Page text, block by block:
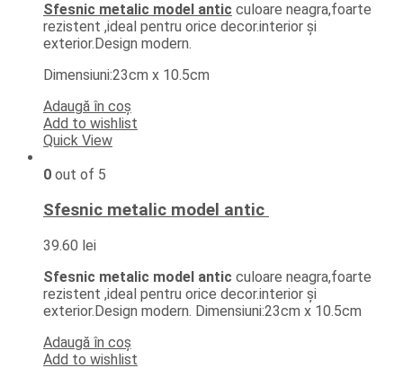
Sfesnic metalic model antic culoare neagra,foarte
rezistent ,ideal pentru orice decor.interior şi
exterior.Design modern.
Dimensiuni:23cm x 10.5cm
Adaugă în coș
Add to wishlist
Quick View
0 out of 5
Sfesnic metalic model antic
39.60 lei
Sfesnic metalic model antic culoare neagra,foarte
rezistent ,ideal pentru orice decor.interior şi
exterior.Design modern. Dimensiuni:23cm x 10.5cm
Adaugă în coș
Add to wishlist